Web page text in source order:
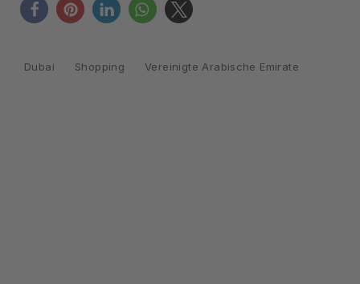
Dubai Shopping Vereinigte Arabische Emirate